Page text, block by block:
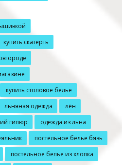
купить скатерть
купить столовое белье
льняная одежда
лён
гипюр
одежда из льна
постельное белье бязь
постельное белье из хлопка